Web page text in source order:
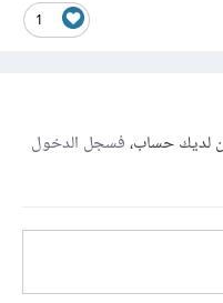
1
لديك حساب،فسجل الدخول